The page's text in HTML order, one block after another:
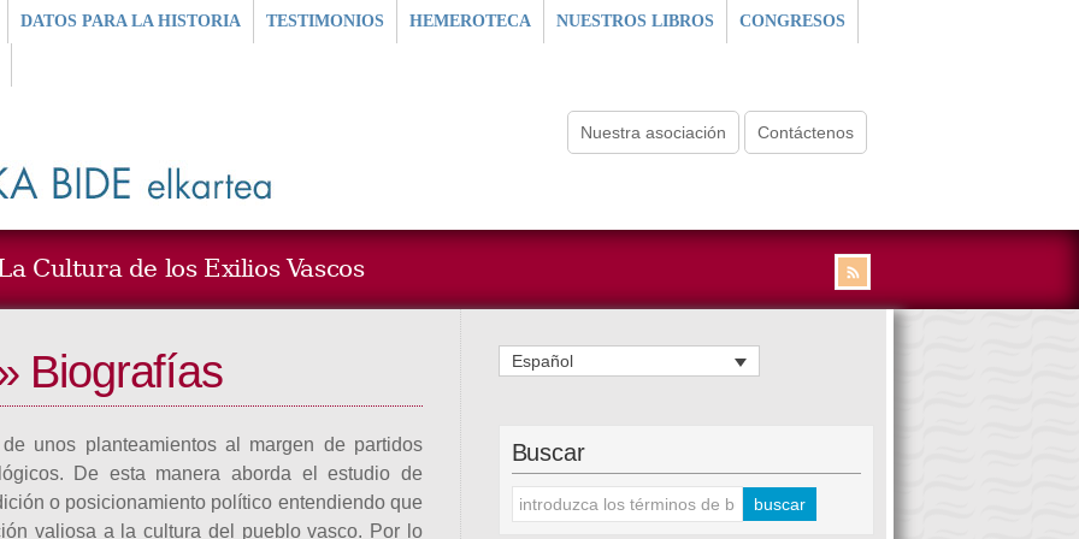
DATOS PARA LA HISTORIA TESTIMONIOS HEMEROTECA NUESTROS LIBROS CONGRESOS
Nuestra asociación Contáctenos
Cultura de los Exilios Vascos
Biografías
unos planteamientos al margen de partidos
De esta manera aborda el estudio de
o posicionamiento político entendiendo que
valiosa a la cultura del pueblo vasco. Por lo
Español
Buscar